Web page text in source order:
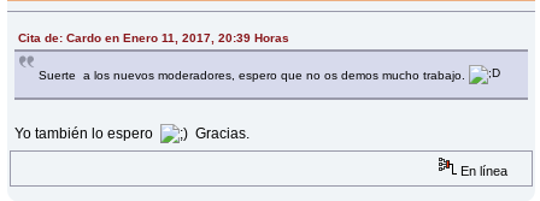
Cita de: Cardo en Enero 11, 2017, 20:39 Horas
Suerte a los nuevos moderadores, espero que no os demos mucho trabajo.
Yo también lo espero Gracias.
En línea